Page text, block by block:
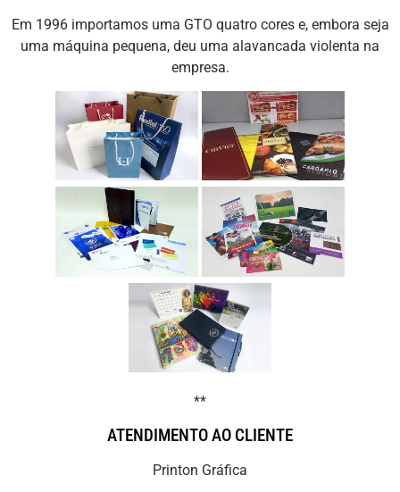
Em 1996 importamos uma GTO quatro cores e, embora seja
uma máquina pequena, deu uma alavancada violenta na
empresa.
**
ATENDIMENTO AO CLIENTE
Printon Gráfica